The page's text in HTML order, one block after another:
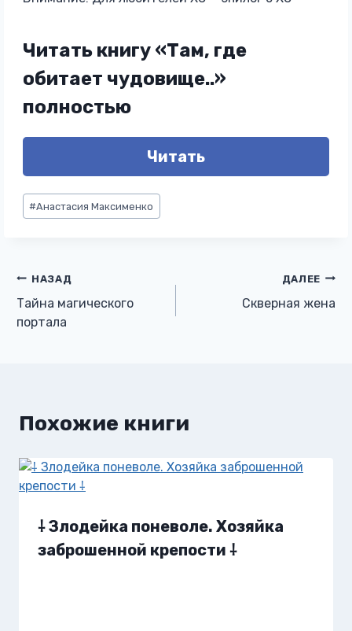
Читать книгу «Там, где
обитает чудовище..»
полностью
Читать
Метки
записи:
#Анастасия Максименко
Навигация
по
НАЗАД
Тайна магического
портала
ДАЛЕЕ
Скверная жена
Похожие книги
⸸ Злодейка поневоле. Хозяйка
заброшенной крепости ⸸